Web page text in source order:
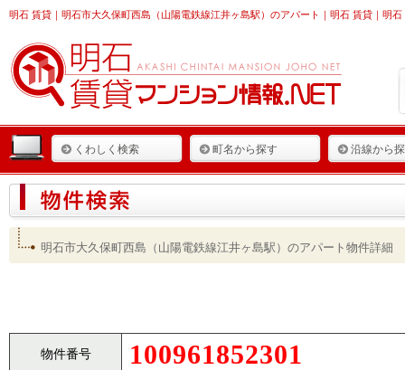
明石 賃貸 ｜明石市大久保町西島（山陽電鉄線江井ヶ島駅）のアパート｜明石 賃貸｜明
くわしく検索 町名から探す 沿線から
明石市大久保町西島（山陽電鉄線江井ヶ島駅）のアパート物件詳細
物件番号 100961852301